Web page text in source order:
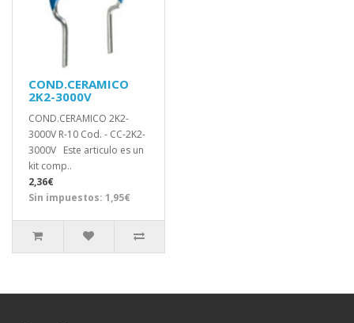
COND.CERAMICO
2K2-3000V
COND.CERAMICO 2K2-
3000V R-10 Cod. - CC-2K2-
3000V Este articulo es un
kit comp..
2,36€
Sin impuestos: 1,95€